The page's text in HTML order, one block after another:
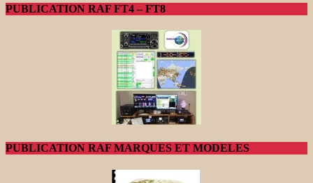
PUBLICATION RAF FT4 – FT8
PUBLICATION RAF MARQUES ET MODELES